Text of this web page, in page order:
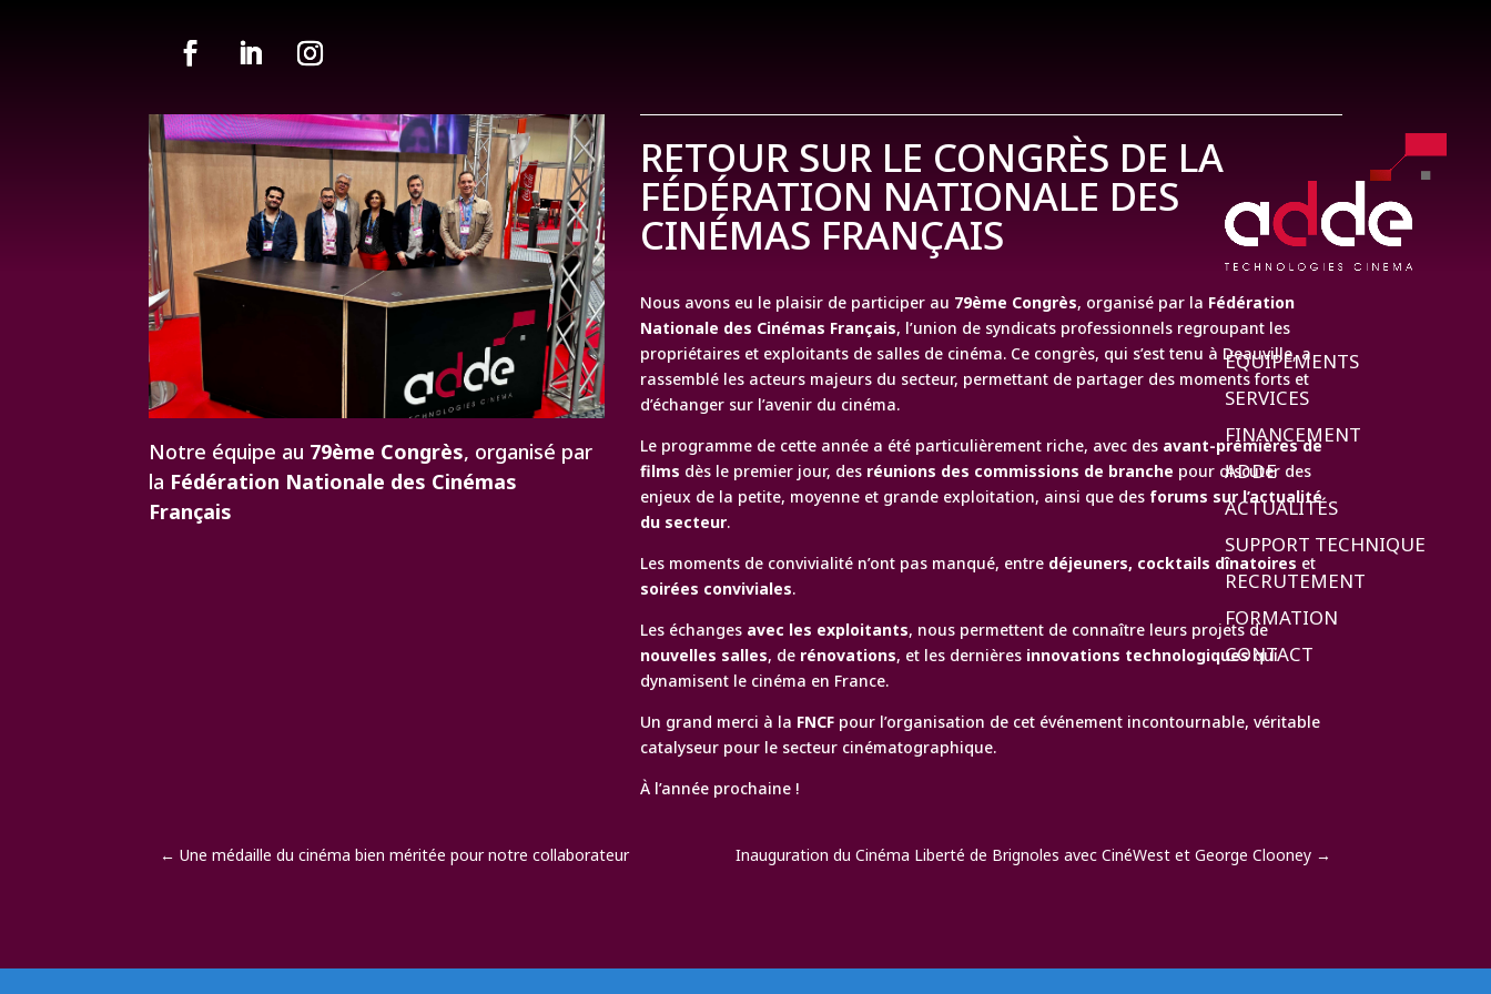
ÉQUIPEMENTS
SERVICES
FINANCEMENT
ADDE
ACTUALITÉS
SUPPORT TECHNIQUE
RECRUTEMENT
FORMATION
CONTACT
Notre équipe au 79ème Congrès, organisé par
la Fédération Nationale des Cinémas
Français
RETOUR SUR LE CONGRÈS DE LA
FÉDÉRATION NATIONALE DES
CINÉMAS FRANÇAIS
Nous avons eu le plaisir de participer au 79ème Congrès, organisé par la Fédération
Nationale des Cinémas Français, l’union de syndicats professionnels regroupant les
propriétaires et exploitants de salles de cinéma. Ce congrès, qui s’est tenu à Deauville, a
rassemblé les acteurs majeurs du secteur, permettant de partager des moments forts et
d’échanger sur l’avenir du cinéma.
Le programme de cette année a été particulièrement riche, avec des avant-premières de
films dès le premier jour, des réunions des commissions de branche pour discuter des
enjeux de la petite, moyenne et grande exploitation, ainsi que des forums sur l’actualité
du secteur.
Les moments de convivialité n’ont pas manqué, entre déjeuners, cocktails dînatoires et
soirées conviviales.
Les échanges avec les exploitants, nous permettent de connaître leurs projets de
nouvelles salles, de rénovations, et les dernières innovations technologiquesqui
dynamisent le cinéma en France.
Un grand merci à la FNCF pour l’organisation de cet événement incontournable, véritable
catalyseur pour le secteur cinématographique.
À l’année prochaine !
←Une médaille du cinéma bien méritée pour notre collaborateur Inauguration du Cinéma Liberté de Brignoles avec CinéWest et George Clooney→